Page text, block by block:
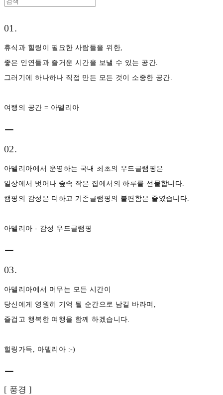
01.
휴식과 힐링이 필요한 사람들을 위한,
좋은 인연들과 즐거운 시간을 보낼 수 있는 공간.
그러기에 하나하나 직접 만든 모든 것이 소중한 공간.
여행의 공간 = 아델리아
ㅡ
02.
아델리아에서 운영하는 국내 최초의 우드글램핑은
일상에서 벗어나 숲속 작은 집에서의 하루를 선물합니다.
캠핑의 감성은 더하고 기존글램핑의 불편함은 줄였습니다.
아델리아 - 감성 우드글램핑
ㅡ
03.
아델리아에서 머무는 모든 시간이
당신에게 영원히 기억 될 순간으로 남길 바라며,
즐겁고 행복한 여행을 함께 하겠습니다.
힐링가득, 아델리아 :-)
ㅡ
[ 풍경 ]